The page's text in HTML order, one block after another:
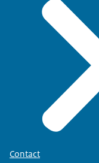
Contact